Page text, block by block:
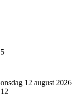
5
onsdag 12 august 2026
12